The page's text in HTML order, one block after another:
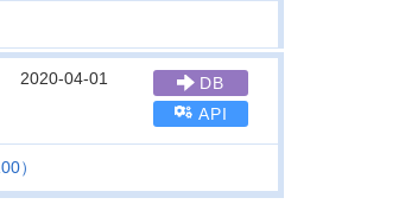
2020-04-01
DB
API
）